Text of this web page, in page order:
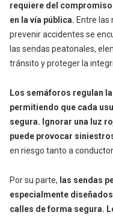
requiere del
en la vía pública. Entre las
prevenir accidentes se
las sendas peatonales,
tránsito y proteger la
Los semáforos regulan
permitiendo que cada
segura. Ignorar una luz
puede provocar
en riesgo tanto a
Por su parte, las sendas
especialmente
calles de forma segura.